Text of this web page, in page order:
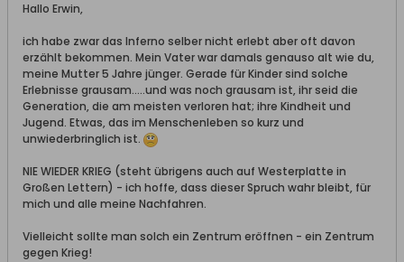
Hallo Erwin,
ich habe zwar das Inferno selber nicht erlebt aber oft davon
erzählt bekommen. Mein Vater war damals genauso alt wie du,
meine Mutter 5 Jahre jünger. Gerade für Kinder sind solche
Erlebnisse grausam.....und was noch grausam ist, ihr seid die
Generation, die am meisten verloren hat; ihre Kindheit und
Jugend. Etwas, das im Menschenleben so kurz und
unwiederbringlich ist.
NIE WIEDER KRIEG (steht übrigens auch auf Westerplatte in
Großen Lettern) - ich hoffe, dass dieser Spruch wahr bleibt, für
mich und alle meine Nachfahren.
Vielleicht sollte man solch ein Zentrum eröffnen - ein Zentrum
gegen Krieg!